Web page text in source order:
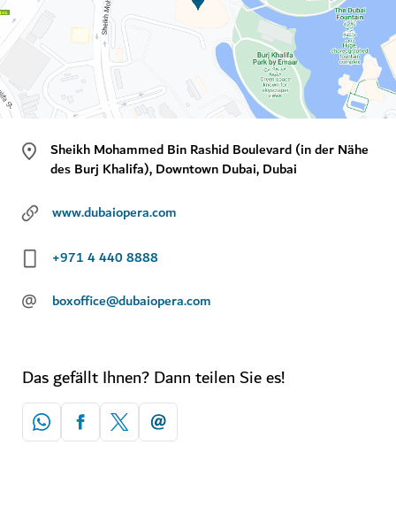
Sheikh Mohammed Bin Rashid Boulevard (in der Nähe
des Burj Khalifa), Downtown Dubai, Dubai
www.dubaiopera.com
+971 4 440 8888
@ boxoffice@dubaiopera.com
Das gefällt Ihnen? Dann teilen Sie es!